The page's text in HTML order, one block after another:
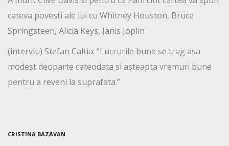
cateva povesti ale lui cu Whitney Houston, Bruce
Springsteen, Alicia Keys, Janis Joplin
(interviu) Stefan Caltia: “Lucrurile bune se trag asa
modest deoparte cateodata si asteapta vremuri bune
pentru a reveni la suprafata.”
CRISTINA BAZAVAN